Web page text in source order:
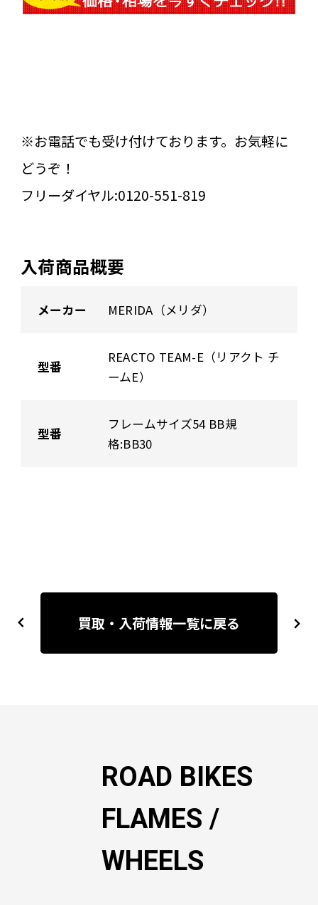
※お電話でも受け付けております。お気軽に
どうぞ！
フリーダイヤル:0120-551-819
入荷商品概要
メーカー MERIDA（メリダ）
型番
REACTO TEAM-E（リアクト チ
ームE）
型番
フレームサイズ54 BB規
格:BB30
稿
previous next
買取・入荷情報一覧に戻る
ROAD BIKES
FLAMES /
WHEELS